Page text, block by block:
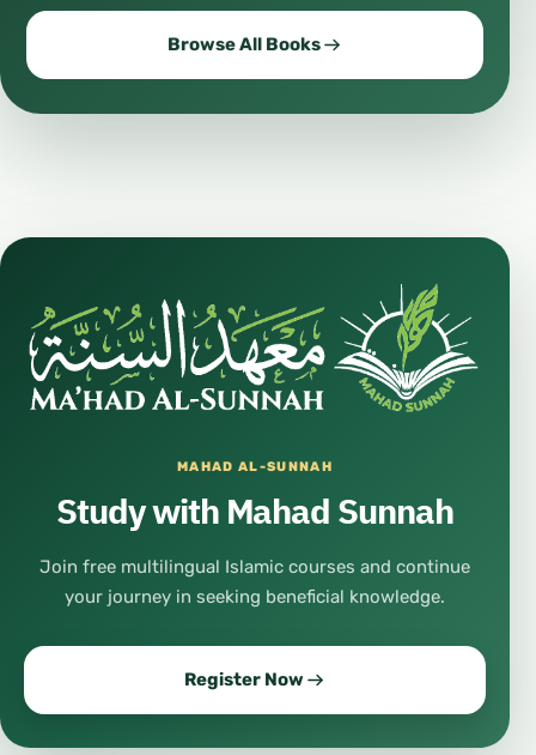
Browse All Books
MAHAD AL-SUNNAH
Study with Mahad Sunnah
Join free multilingual Islamic courses and continue
your journey in seeking beneficial knowledge.
Register Now